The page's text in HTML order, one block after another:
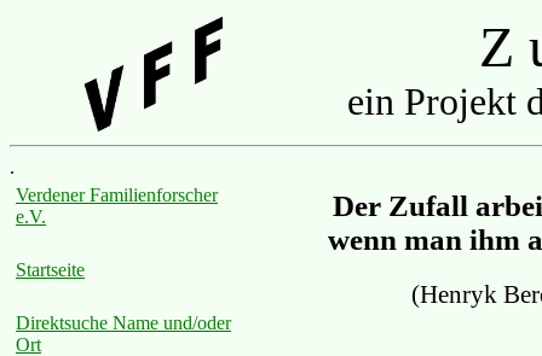
Z
ein Projekt
.
Verdener Familienforscher
e.V.
Startseite
Direktsuche Name und/oder
Ort
Der Zufall
wenn man ihm
(Henryk